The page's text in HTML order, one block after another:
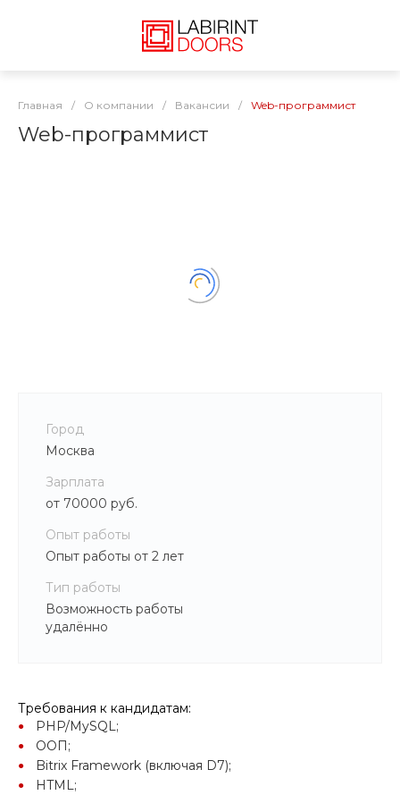
Главная / О компании / Вакансии / Web-программист
Web-программист
Город
Москва
Зарплата
от 70000 руб.
Опыт работы
Опыт работы от 2 лет
Тип работы
Возможность работы
удалённо
Требования к кандидатам:
PHP/MySQL;
ООП;
Bitrix Framework (включая D7);
HTML;